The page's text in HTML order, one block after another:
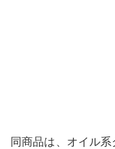
同商品は、オイル